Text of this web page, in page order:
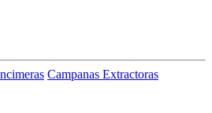
Campanas Extractoras